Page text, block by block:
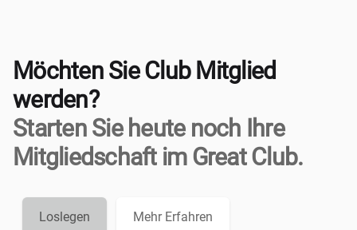
Möchten Sie Club Mitglied
werden?
Starten Sie heute noch Ihre
Mitgliedschaft im Great Club.
Loslegen Mehr Erfahren